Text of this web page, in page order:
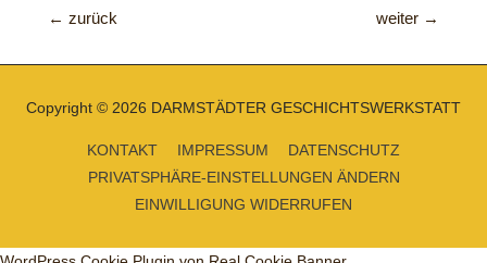
Beitragsnavigation
← zurück weiter →
Copyright © 2026 DARMSTÄDTER GESCHICHTSWERKSTATT
KONTAKT IMPRESSUM
DATENSCHUTZ
PRIVATSPHÄRE-EINSTELLUNGEN ÄNDERN
EINWILLIGUNG WIDERRUFEN